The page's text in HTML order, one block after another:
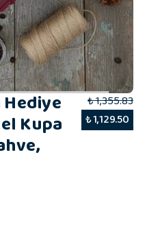
Kupa
₺ 1,355.83
₺ 1,129.50